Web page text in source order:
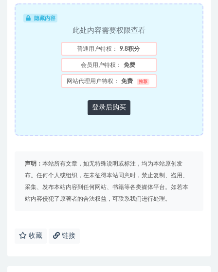
隐藏内容
此处内容需要权限查看
普通用户特权： 9.8积分
会员用户特权： 免费
网站代理用户特权： 免费 推荐
登录后购买
声明： 本站所有文章，如无特殊说明或标注，均为本站原创发
布。任何个人或组织，在未征得本站同意时，禁止复制、盗用、
采集、发布本站内容到任何网站、书籍等各类媒体平台。如若本
站内容侵犯了原著者的合法权益，可联系我们进行处理。
收藏 链接